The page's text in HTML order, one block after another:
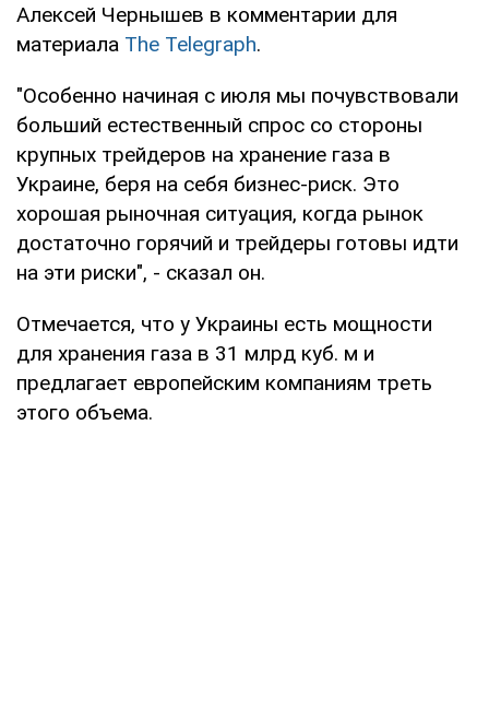
Алексей Чернышев в комментарии для
материала The Telegraph.
"Особенно начиная с июля мы почувствовали
больший естественный спрос со стороны
крупных трейдеров на хранение газа в
Украине, беря на себя бизнес-риск. Это
хорошая рыночная ситуация, когда рынок
достаточно горячий и трейдеры готовы идти
на эти риски", - сказал он.
Отмечается, что у Украины есть мощности
для хранения газа в 31 млрд куб. м и
предлагает европейским компаниям треть
этого объема.